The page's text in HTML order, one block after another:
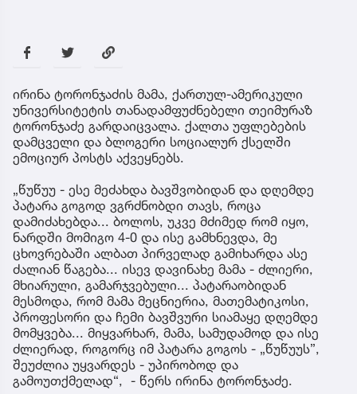
ირინა ტორონჯაძის მამა, ქართულ-ამერიკული
უნივერსიტეტის თანადამფუძნებელი თეიმურაზ
ტორონჯაძე გარდაიცვალა. ქალთა უფლებების
დამცველი და ბლოგერი სოციალურ ქსელში
ემოციურ პოსტს აქვეყნებს.
„წუწუუ - ესე მეძახდა ბავშვობიდან და დღემდე
პატარა გოგოდ ვგრძნობდი თავს, როცა
დამიძახებდა... ბოლოს, უკვე მძიმედ რომ იყო,
ნარდში მომიგო 4-0 და ისე გამხნევდა, მე
ცხოვრებაში ალბათ პირველად გამიხარდა ასე
ძალიან წაგება... ისევ დავინახე მამა - ძლიერი,
მხიარული, გამარჯვებული... პატარაობიდან
მესმოდა, რომ მამა მეცნიერია, მათემატიკოსი,
პროფესორი და ჩემი ბავშვური სიამაყე დღემდე
მომყვება... მიყვარხარ, მამა, სამუდამოდ და ისე
ძლიერად, როგორც იმ პატარა გოგოს - „წუწუუს”,
შეუძლია უყვარდეს - უპირობოდ და
გამოუთქმელად“, - წერს ირინა ტორონჯაძე.